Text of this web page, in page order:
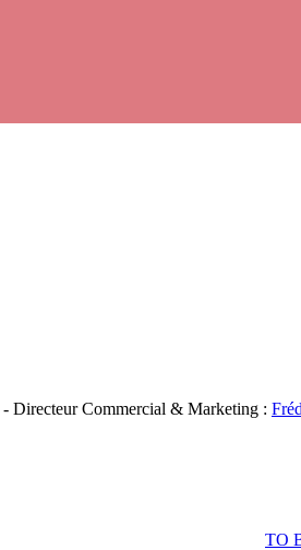
- Directeur Commercial & Marketing :
TO